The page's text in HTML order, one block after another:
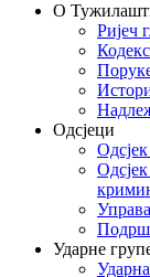
О
Ријеч
Одсјеци
Ударне